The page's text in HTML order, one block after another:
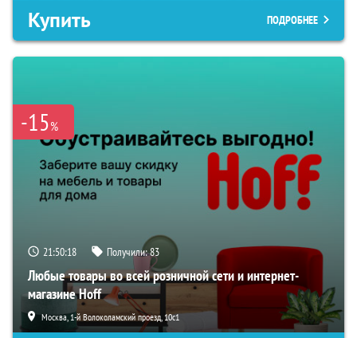
Купить ПОДРОБНЕЕ
-15%
21:50:17 Получили:83
Любые товары во всей розничной сети и интернет-
магазине Hoff
Москва, 1-й Волоколамский проезд, 10с1